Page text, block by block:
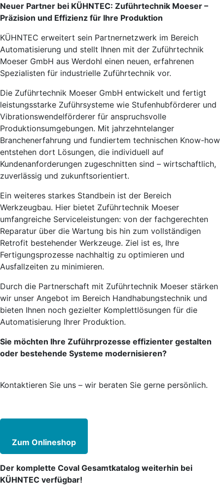
Neuer Partner bei KÜHNTEC: Zuführtechnik Moeser –
Präzision und Effizienz für Ihre Produktion
KÜHNTEC erweitert sein Partnernetzwerk im Bereich
Automatisierung und stellt Ihnen mit der Zuführtechnik
Moeser GmbH aus Werdohl einen neuen, erfahrenen
Spezialisten für industrielle Zuführtechnik vor.
Die Zuführtechnik Moeser GmbH entwickelt und fertigt
leistungsstarke Zuführsysteme wie Stufenhubförderer und
Vibrationswendelförderer für anspruchsvolle
Produktionsumgebungen. Mit jahrzehntelanger
Branchenerfahrung und fundiertem technischen Know-how
entstehen dort Lösungen, die individuell auf
Kundenanforderungen zugeschnitten sind – wirtschaftlich,
zuverlässig und zukunftsorientiert.
Ein weiteres starkes Standbein ist der Bereich
Werkzeugbau. Hier bietet Zuführtechnik Moeser
umfangreiche Serviceleistungen: von der fachgerechten
Reparatur über die Wartung bis hin zum vollständigen
Retrofit bestehender Werkzeuge. Ziel ist es, Ihre
Fertigungsprozesse nachhaltig zu optimieren und
Ausfallzeiten zu minimieren.
Durch die Partnerschaft mit Zuführtechnik Moeser stärken
wir unser Angebot im Bereich Handhabungstechnik und
bieten Ihnen noch gezielter Komplettlösungen für die
Automatisierung Ihrer Produktion.
Sie möchten Ihre Zuführprozesse effizienter gestalten
oder bestehende Systeme modernisieren?
Kontaktieren Sie uns – wir beraten Sie gerne persönlich.
Zum Onlineshop
Der komplette Coval Gesamtkatalog weiterhin bei
KÜHNTEC verfügbar!